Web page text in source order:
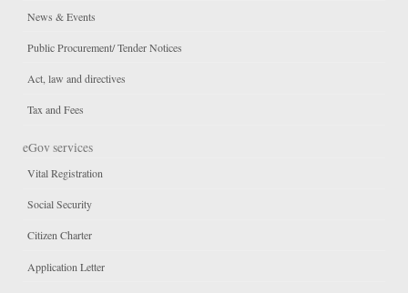
News & Events
Public Procurement/ Tender Notices
Act, law and directives
Tax and Fees
eGov services
Vital Registration
Social Security
Citizen Charter
Application Letter